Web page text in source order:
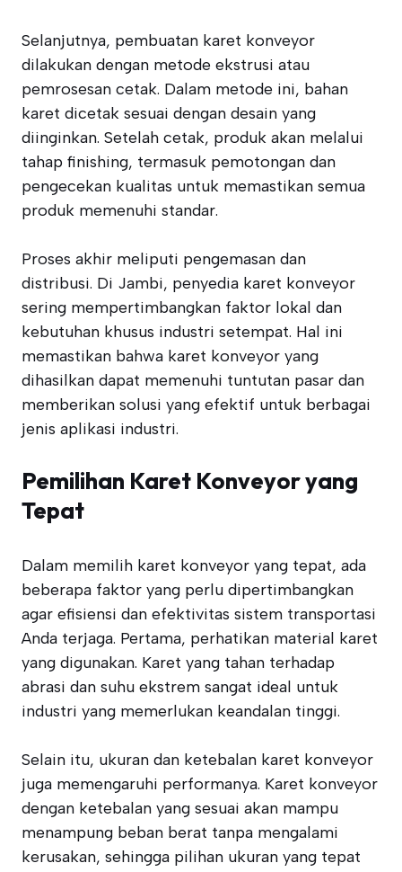
Selanjutnya, pembuatan karet konveyor
dilakukan dengan metode ekstrusi atau
pemrosesan cetak. Dalam metode ini, bahan
karet dicetak sesuai dengan desain yang
diinginkan. Setelah cetak, produk akan melalui
tahap finishing, termasuk pemotongan dan
pengecekan kualitas untuk memastikan semua
produk memenuhi standar.
Proses akhir meliputi pengemasan dan
distribusi. Di Jambi, penyedia karet konveyor
sering mempertimbangkan faktor lokal dan
kebutuhan khusus industri setempat. Hal ini
memastikan bahwa karet konveyor yang
dihasilkan dapat memenuhi tuntutan pasar dan
memberikan solusi yang efektif untuk berbagai
jenis aplikasi industri.
Pemilihan Karet Konveyor yang
Tepat
Dalam memilih karet konveyor yang tepat, ada
beberapa faktor yang perlu dipertimbangkan
agar efisiensi dan efektivitas sistem transportasi
Anda terjaga. Pertama, perhatikan material karet
yang digunakan. Karet yang tahan terhadap
abrasi dan suhu ekstrem sangat ideal untuk
industri yang memerlukan keandalan tinggi.
Selain itu, ukuran dan ketebalan karet konveyor
juga memengaruhi performanya. Karet konveyor
dengan ketebalan yang sesuai akan mampu
menampung beban berat tanpa mengalami
kerusakan, sehingga pilihan ukuran yang tepat